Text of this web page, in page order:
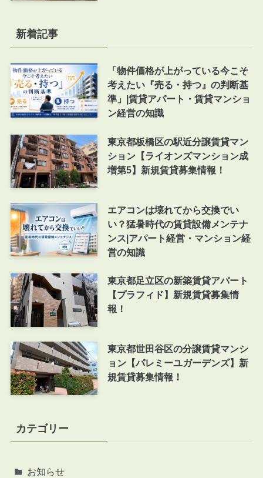
新着記事
「物件価格が上がっている今こそ
考えたい『売る・持つ』の判断基
準」|賃貸アパート・賃貸マンショ
ン経営の知識
東京都板橋区の駅近分譲賃貸マン
ション【ライオンズマンション成
増第5】新規賃貸募集情報！
エアコンは壊れてから交換でい
い？猛暑時代の賃貸設備メンテナ
ンス|アパート経営・マンション経
営の知識
東京都足立区の新築賃貸アパート
【プラフィド】新規賃貸募集情
報！
東京都世田谷区の分譲賃貸マンシ
ョン【パレミーユガーデンズ】新
規賃貸募集情報！
カテゴリー
お知らせ